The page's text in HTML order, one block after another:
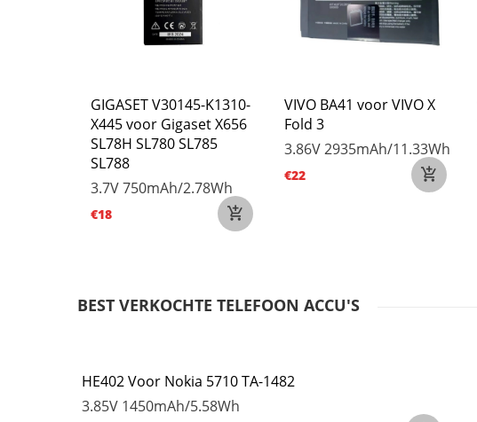
GIGASET V30145-K1310-
X445 voor Gigaset X656
SL78H SL780 SL785
SL788
3.7V750mAh/2.78Wh
€18
VIVO BA41 voor VIVO X
Fold 3
3.86V2935mAh/11.33Wh
€22
BEST VERKOCHTE TELEFOON ACCU'S
HE402 Voor Nokia 5710 TA-1482
3.85V 1450mAh/5.58Wh